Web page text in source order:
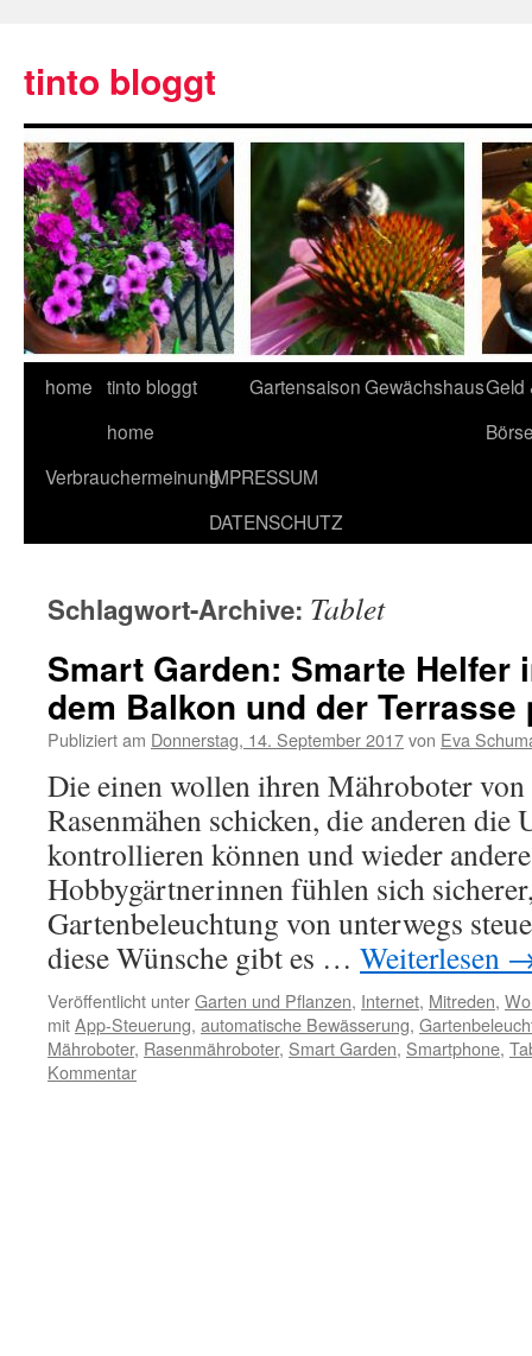
tinto bloggt
home tinto bloggt
home
GartensaisonGewächshausGeld
VerbrauchermeinungIMPRESSUM
DATENSCHUTZ
Schlagwort-Archive: Tablet
Smart Garden: Smarte Helfer
dem Balkon und der
Publiziert am Donnerstag, 14. September 2017von Eva
Die einen wollen ihren Mähroboter von
Rasenmähen schicken, die anderen die
kontrollieren können und wieder
Hobbygärtnerinnen fühlen sich
Gartenbeleuchtung von unterwegs
diese Wünsche gibt es … Weiterlesen
Veröffentlicht unterGarten und Pflanzen, Internet, Mitreden,
mitApp-Steuerung, automatische Bewässerung,
Mähroboter, Rasenmähroboter, Smart Garden, Smartphone,
Kommentar